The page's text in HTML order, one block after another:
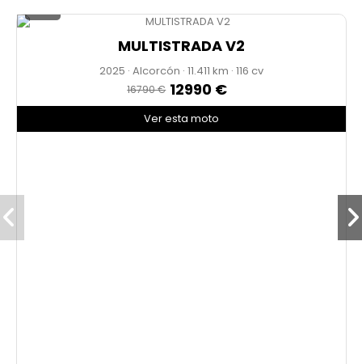
MULTISTRADA V2
2025 · Alcorcón · 11.411 · 116 cv
16790 € 12990 €
Ver esta moto